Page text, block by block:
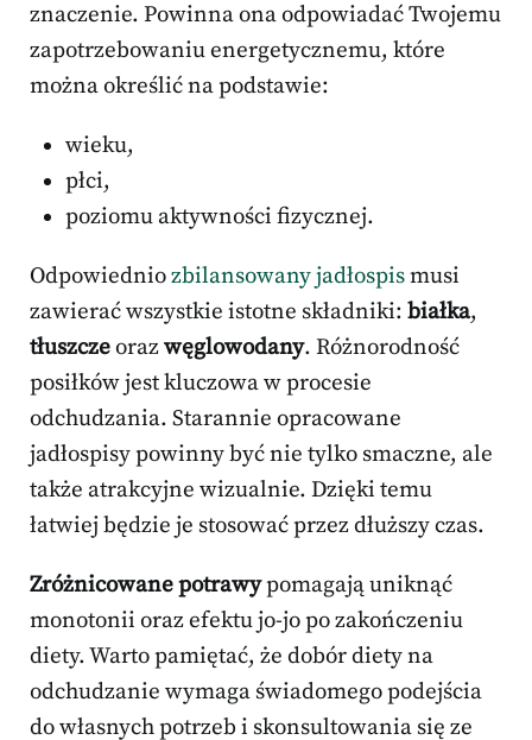
znaczenie. Powinna ona odpowiadać Twojemu
zapotrzebowaniu energetycznemu, które
można określić na podstawie:
wieku,
płci,
poziomu aktywności fizycznej.
Odpowiedniozbilansowany jadłospismusi
zawierać wszystkie istotne składniki: białka,
tłuszczeorazwęglowodany. Różnorodność
posiłków jest kluczowa w procesie
odchudzania. Starannie opracowane
jadłospisy powinny być nie tylko smaczne, ale
także atrakcyjne wizualnie. Dzięki temu
łatwiej będzie je stosować przez dłuższy czas.
Zróżnicowane potrawypomagają uniknąć
monotonii oraz efektu jo-jo po zakończeniu
diety. Warto pamiętać, że dobór diety na
odchudzanie wymaga świadomego podejścia
do własnych potrzeb i skonsultowania się ze